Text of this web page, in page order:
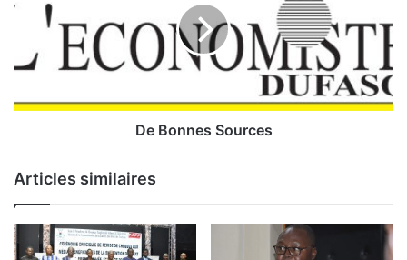
d
g
u
n
s
i
n
e
S
c
e
s
De Bonnes Sources
Articles similaires